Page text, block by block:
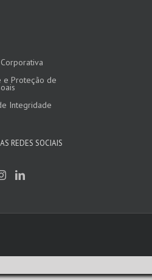
e Proteção de
Integridade
REDES SOCIAIS